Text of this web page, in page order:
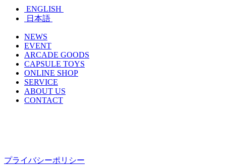
ENGLISH
日本語
NEWS
EVENT
ARCADE GOODS
CAPSULE TOYS
ONLINE SHOP
SERVICE
ABOUT US
CONTACT
プライバシーポリシー